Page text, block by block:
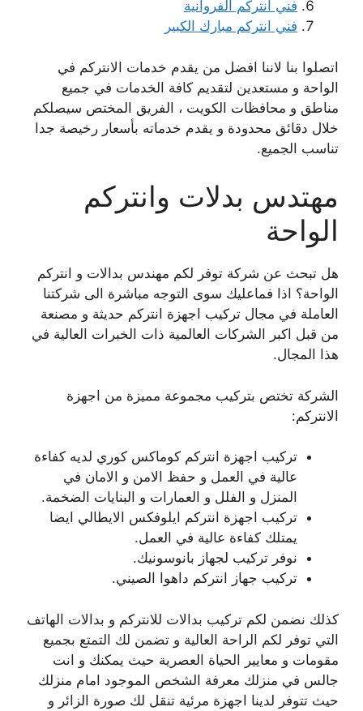
فني انتركم الفروانية
فني انتركم مبارك الكبير
اتصلوا بنا لاننا افضل من يقدم خدمات الانتركم في
الواحة و مستعدين لتقديم كافة الخدمات في جميع
مناطق و محافظات الكويت ، الفريق المختص سيصلكم
خلال دقائق محدودة و يقدم خدماته بأسعار رخيصة جدا
تناسب الجميع.
مهتدس بدلات وانتركم
الواحة
هل تبحث عن شركة توفر لكم مهندس بدالات و انتركم
الواحة؟ اذا فماعليك سوى التوجه مباشرة الى شركتنا
العاملة في مجال تركيب اجهزة انتركم حديثة و مصنعة
من قبل اكبر الشركات العالمية ذات الخبرات العالية في
هذا المجال.
الشركة تختص بتركيب مجموعة مميزة من اجهزة
الانتركم:
تركيب اجهزة انتركم كوماكس كوري لديه كفاءة
عالية في العمل و حفظ الامن و الامان في
المنزل و الفلل و العمارات و البنايات الضخمة.
تركيب اجهزة انتركم ايلوفكس الايطالي ايضا
يمتلك كفاءة عالية في العمل.
نوفر تركيب لجهاز بانوسونيك.
تركيب جهاز انتركم داهوا الصيني.
كذلك نضمن لكم تركيب بدالات للانتركم و بدالات الهاتف
التي توفر لكم الراحة العالية و تضمن لك التمتع بجميع
مقومات و معايير الحياة العصرية حيث يمكنك و انت
جالس في منزلك معرفة الشخص الموجود امام منزلك
حيث تتوفر لدينا اجهزة مرئية تنقل لك صورة الزائر و